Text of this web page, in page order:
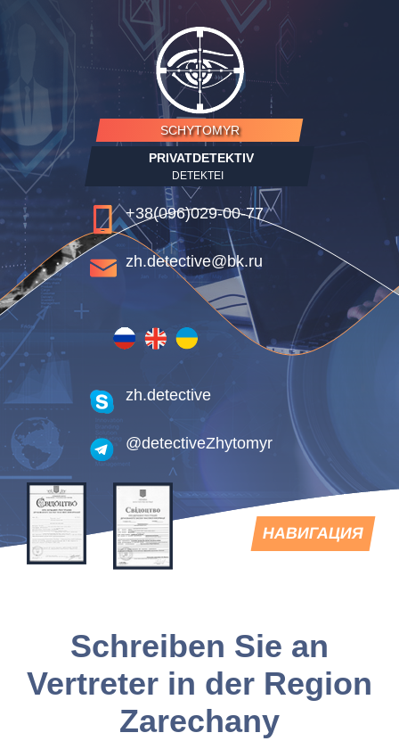
SCHYTOMYR
PRIVATDETEKTIV
DETEKTEI
+38(096)029-00-77
zh.detective@bk.ru
zh.detective
@detectiveZhytomyr
TOGGLE
NAVIGATION
НАВИГАЦИЯ
Schreiben Sie an
Vertreter in der Region
Zarechany